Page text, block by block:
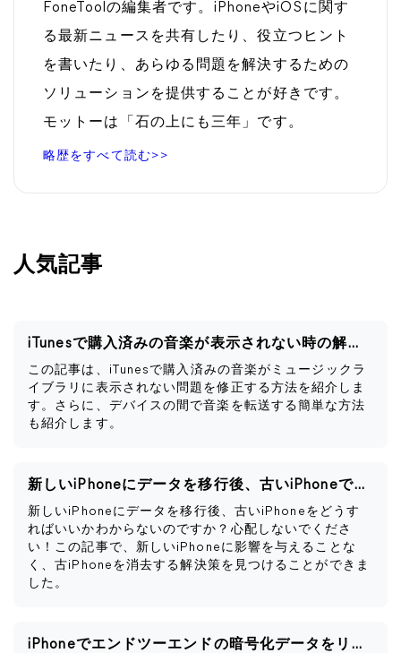
FoneToolの編集者です。iPhoneやiOSに関す
る最新ニュースを共有したり、役立つヒント
を書いたり、あらゆる問題を解決するための
ソリューションを提供することが好きです。
モットーは「石の上にも三年」です。
略歴をすべて読む>>
人気記事
iTunesで購入済みの音楽が表示されない時の解決策
この記事は、iTunesで購入済みの音楽がミュージックラ
イブラリに表示されない問題を修正する方法を紹介しま
す。さらに、デバイスの間で音楽を転送する簡単な方法
も紹介します。
新しいiPhoneにデータを移行後、古いiPhoneですべきこと
新しいiPhoneにデータを移行後、古いiPhoneをどうす
ればいいかわからないのですか？心配しないでくださ
い！この記事で、新しいiPhoneに影響を与えることな
く、古iPhoneを消去する解決策を見つけることができま
した。
iPhoneでエンドツーエンドの暗号化データをリセットするとどうなるか